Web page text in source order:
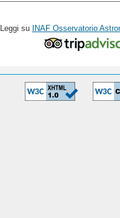
Leggi su INAF Osservatorio